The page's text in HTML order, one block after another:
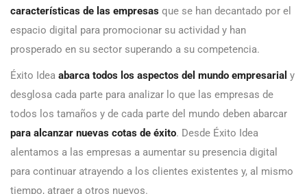
características de las empresas que se han decantado por el
espacio digital para promocionar su actividad y han
prosperado en su sector superando a su competencia.
Éxito Idea abarca todos los aspectos del mundo empresarial y
desglosa cada parte para analizar lo que las empresas de
todos los tamaños y de cada parte del mundo deben abarcar
para alcanzar nuevas cotas de éxito. Desde Éxito Idea
alentamos a las empresas a aumentar su presencia digital
para continuar atrayendo a los clientes existentes y, al mismo
tiempo, atraer a otros nuevos.